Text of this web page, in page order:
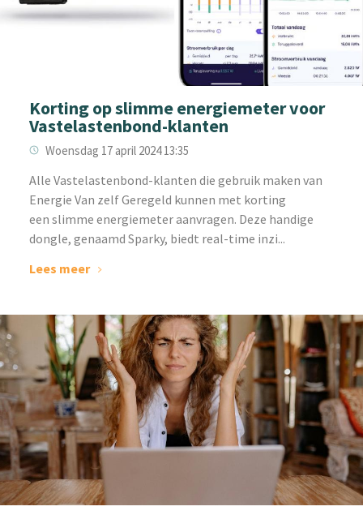
Korting op slimme energiemeter voor
Vastelastenbond-klanten
Woensdag 17 april 2024 13:35
‌Alle Vastelastenbond-klanten die gebruik maken van
Energie Van zelf Geregeld kunnen met korting
een slimme energiemeter aanvragen. Deze handige
dongle, genaamd Sparky, biedt real-time inzi...
Lees meer